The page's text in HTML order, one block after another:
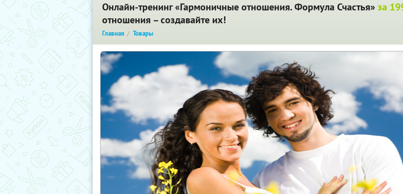
Онлайн-тренинг «Гармоничные отношения. Формула Счастья» за
отношения – создавайте их!
Главная Товары